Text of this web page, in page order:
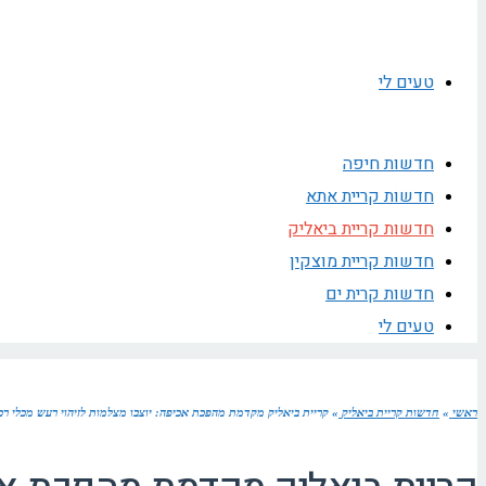
טעים לי
חדשות חיפה
חדשות קריית אתא
חדשות קריית ביאליק
חדשות קריית מוצקין
חדשות קרית ים
טעים לי
ראשי » חדשות קריית ביאליק » קריית ביאליק מקדמת מהפכת אכיפה: יוצבו מצלמות לזיהוי רעש מכלי